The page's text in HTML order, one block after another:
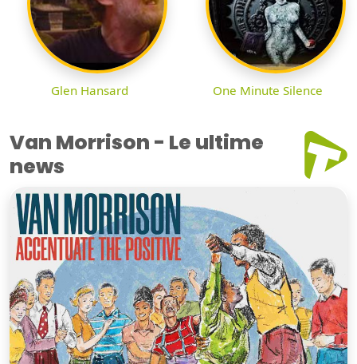
Glen Hansard One Minute Silence
Van Morrison - Le ultime
news